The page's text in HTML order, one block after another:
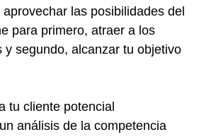
las posibilidades del
para primero, atraer a los
y segundo, alcanzar tu objetivo
tu cliente potencial
análisis de la competencia